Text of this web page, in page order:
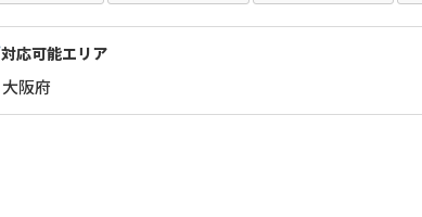
対応可能エリア
大阪府